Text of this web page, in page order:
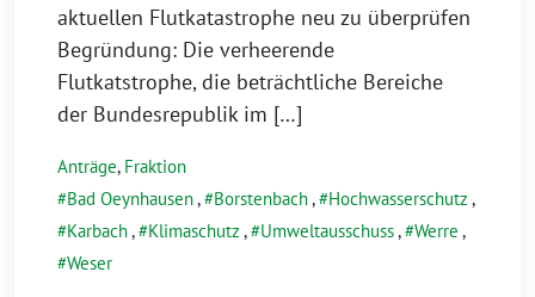
aktuellen Flutkatastrophe neu zu überprüfen
Begründung: Die verheerende
Flutkatstrophe, die beträchtliche Bereiche
der Bundesrepublik im […]
Anträge, Fraktion
Bad Oeynhausen, Borstenbach, Hochwasserschutz ,
Karbach, Klimaschutz , Umweltausschuss, Werre ,
Weser